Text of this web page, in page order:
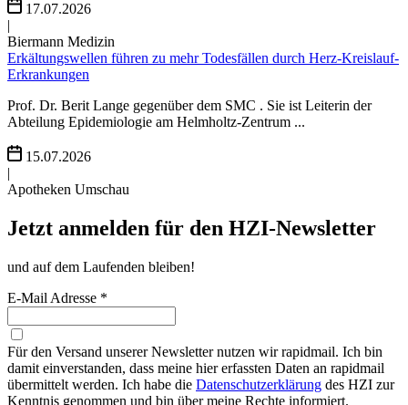
17.07.2026
|
Biermann Medizin
Erkältungswellen führen zu mehr Todesfällen durch Herz-Kreislauf-
Erkrankungen
Prof. Dr. Berit Lange gegenüber dem SMC . Sie ist Leiterin der
Abteilung Epidemiologie am Helmholtz-Zentrum ...
15.07.2026
|
Apotheken Umschau
Jetzt anmelden für den HZI-Newsletter
und auf dem Laufenden bleiben!
E-Mail Adresse *
Für den Versand unserer Newsletter nutzen wir rapidmail. Ich bin
damit einverstanden, dass meine hier erfassten Daten an rapidmail
übermittelt werden. Ich habe die Datenschutzerklärung des HZI zur
Kenntnis genommen und bin über meine Rechte informiert.